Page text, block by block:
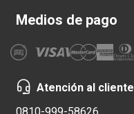
Medios de pago
Atención al cliente